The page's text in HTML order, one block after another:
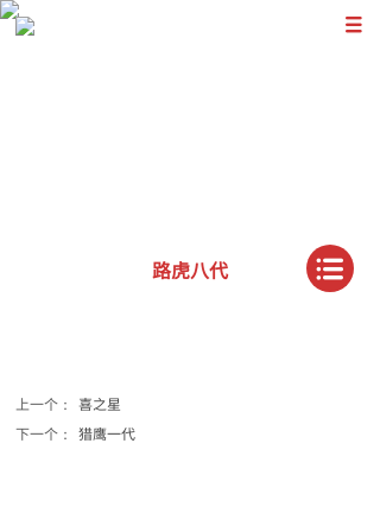
路虎八代
上一个： 喜之星
下一个： 猎鹰一代